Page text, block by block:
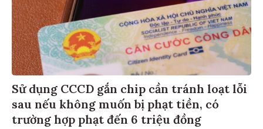
Sử dụng CCCD gắn chip cần tránh loạt lỗi
sau nếu không muốn bị phạt tiền, có
trường hợp phạt đến 6 triệu đồng